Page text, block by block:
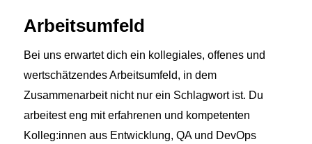
Arbeitsumfeld
Bei uns erwartet dich ein kollegiales, offenes und
wertschätzendes Arbeitsumfeld, in dem
Zusammenarbeit nicht nur ein Schlagwort ist. Du
arbeitest eng mit erfahrenen und kompetenten
Kolleg:innen aus Entwicklung, QA und DevOps